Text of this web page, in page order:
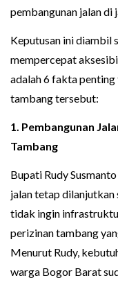
pembangunan jalan
Keputusan ini diambil
mempercepat
adalah 6 fakta
tambang tersebut:
1. Pembangunan
Tambang
Bupati Rudy
jalan tetap dilanjutkan
tidak ingin
perizinan tambang
Menurut Rudy,
warga Bogor Barat